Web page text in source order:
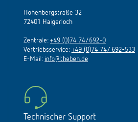
Hohenbergstraße 32
72401 Haigerloch
Zentrale: +49 (0)74 74/692-0
Vertriebsservice: +49 (0)74 74/ 692-533
E-Mail: info@theben.de
Technischer Support